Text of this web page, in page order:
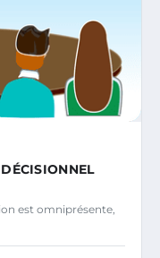
est omniprésente,